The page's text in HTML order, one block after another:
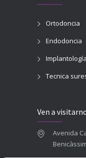
Ortodoncia
Endodoncia
Tecnica
Ven a
Avenida